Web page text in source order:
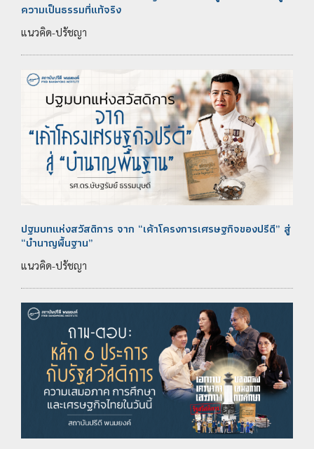
ความเป็นธรรมที่แท้จริง
แนวคิด-ปรัชญา
ปฐมบทแห่งสวัสดิการ จาก “เค้าโครงการเศรษฐกิจของปรีดี” สู่
“บำนาญพื้นฐาน”
แนวคิด-ปรัชญา